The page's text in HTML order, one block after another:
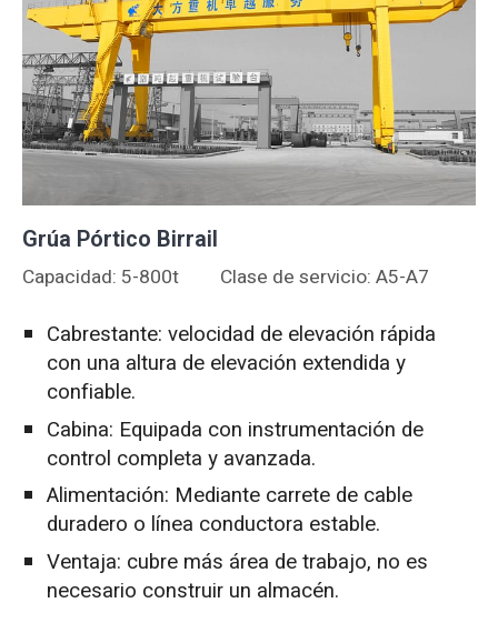
Grúa Pórtico Birrail
Capacidad: 5-800t Clase de servicio: A5-A7
Cabrestante: velocidad de elevación rápida
con una altura de elevación extendida y
confiable.
Cabina: Equipada con instrumentación de
control completa y avanzada.
Alimentación: Mediante carrete de cable
duradero o línea conductora estable.
Ventaja: cubre más área de trabajo, no es
necesario construir un almacén.